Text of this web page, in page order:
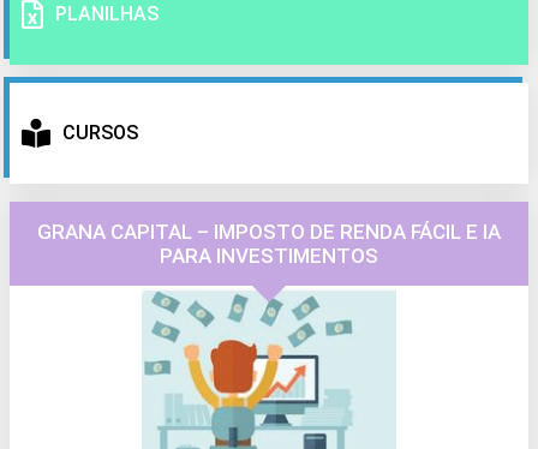
PLANILHAS
CURSOS
GRANA CAPITAL – IMPOSTO DE RENDA FÁCIL E IA
PARA INVESTIMENTOS